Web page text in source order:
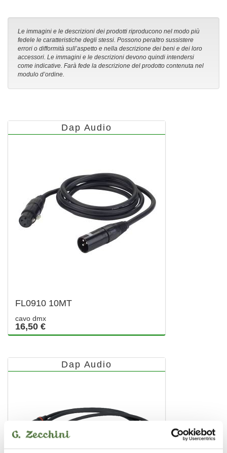
Le immagini e le descrizioni dei prodotti riproducono nel modo più
fedele le caratteristiche degli stessi. Possono peraltro sussistere
errori o difformità sull’aspetto e nella descrizione dei beni e dei loro
accessori. Le immagini e le descrizioni devono quindi intendersi
come indicative. Farà fede la descrizione del prodotto contenuta nel
modulo d’ordine.
Dap Audio
FL0910 10MT
cavo dmx
16,50 €
Dap Audio